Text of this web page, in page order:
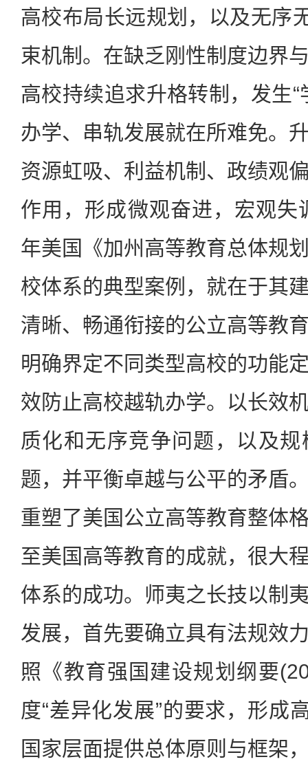
高校布局长远规划，以及无序
束机制。在缺乏刚性制度边界
高校持续追求升格转制，发生“
办学、串轨发展就在所难免。
资源虹吸、利益机制、政绩观
作用，形成微观奋进，宏观失
年美国《加州高等教育总体规
校体系的典型案例，就在于其
清晰、畅通衔接的公立高等教
明确界定不同类型高校的功能
效防止高校越轨办学。以长效
质化和无序竞争问题，以及
题，并平衡卓越与公平的矛盾
重塑了美国公立高等教育整体
至美国高等教育的成就，很大
体系的成功。师夷之长技以制
发展，首先要确立具有法规效
照《教育强国建设规划纲要
度“差异化发展”的要求，形成
国家层面提供总体原则与框架